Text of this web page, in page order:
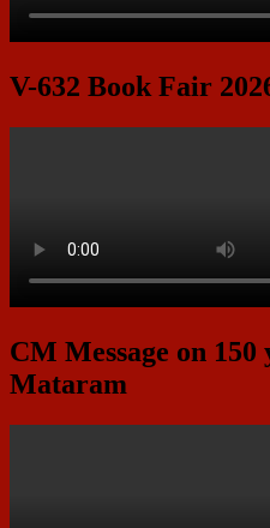
V-632 Book Fair
CM Message on 150
Mataram